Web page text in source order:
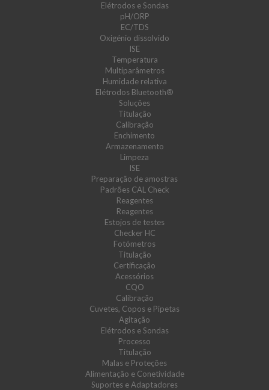
Elétrodos e Sondas
pH/ORP
EC/TDS
Oxigénio dissolvido
ISE
Temperatura
Multiparâmetros
Humidade relativa
Elétrodos Bluetooth®
Soluções
Titulação
Calibração
Enchimento
Armazenamento
Limpeza
ISE
Preparação de amostras
Padrões CAL Check
Reagentes
Reagentes
Estojos de testes
Checker HC
Fotómetros
Titulação
Certificação
Acessórios
CQO
Calibração
Cuvetes, Copos e Pipetas
Agitação
Elétrodos e Sondas
Processo
Titulação
Malas e Proteções
Alimentação e Conetividade
Suportes e Adaptadores